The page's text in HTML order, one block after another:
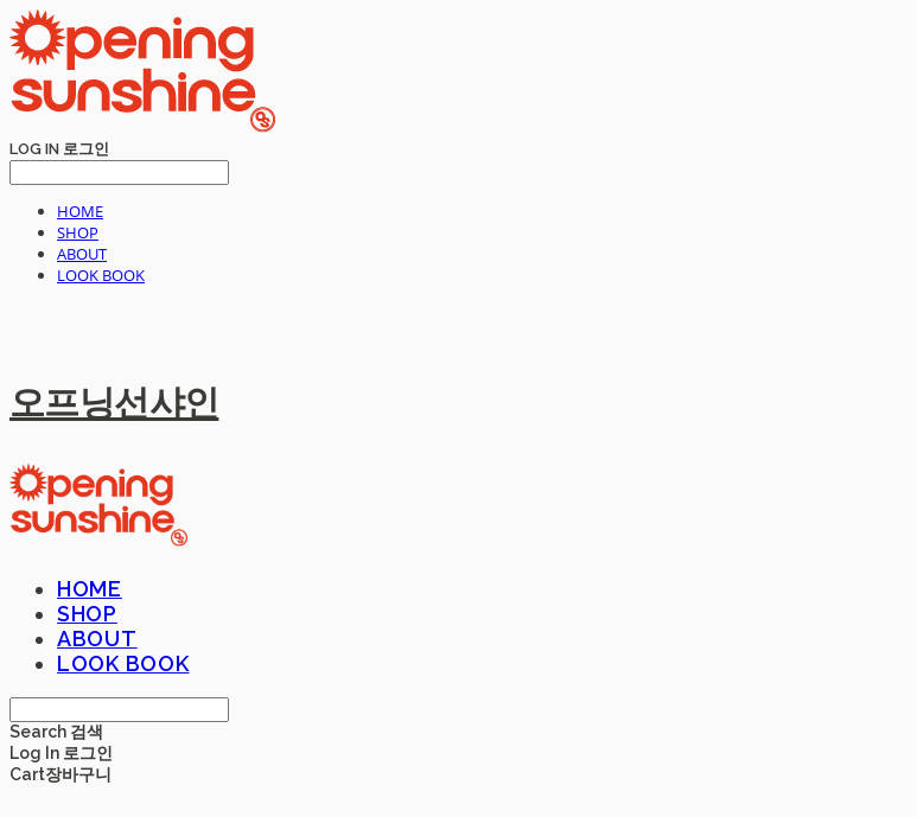
LOG IN 로그인
HOME
SHOP
ABOUT
LOOK BOOK
오프닝선샤인
HOME
SHOP
ABOUT
LOOK BOOK
Search 검색
Log In 로그인
Cart장바구니